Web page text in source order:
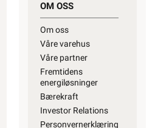
OM OSS
Om oss
Våre varehus
Våre partner
Fremtidens
energiløsninger
Bærekraft
Investor Relations
Personvernerklæring